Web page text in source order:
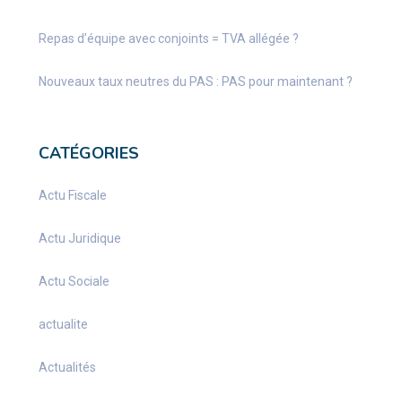
Repas d’équipe avec conjoints = TVA allégée ?
Nouveaux taux neutres du PAS : PAS pour maintenant ?
CATÉGORIES
Actu Fiscale
Actu Juridique
Actu Sociale
actualite
Actualités